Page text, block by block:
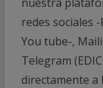
redes sociales
You tube-,
Telegram
directamente a